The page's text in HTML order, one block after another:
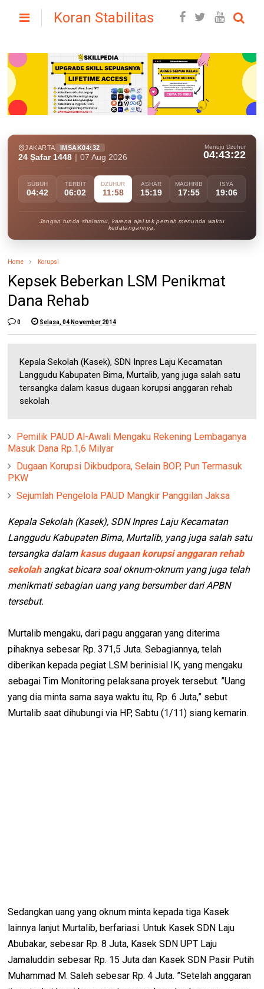
Koran Stabilitas
JAKARTA IMSAK04:32
24 Ṣafar 1448 07 Aug 2026
Menuju Dzuhur
04:43:20
SUBUH
04:42
TERBIT
06:02
DZUHUR
11:58
ASHAR
15:19
MAGHRIB
17:55
ISYA
19:06
Jangan tunda shalatmu, karena ajal tak pernah menunda waktu
kedatangannya.
Home Korupsi
Kepsek Beberkan LSM Penikmat
Dana Rehab
0 Selasa, 04 November 2014
Kepala Sekolah (Kasek), SDN Inpres Laju Kecamatan
Langgudu Kabupaten Bima, Murtalib, yang juga salah satu
tersangka dalam kasus dugaan korupsi anggaran rehab
sekolah
Pemilik PAUD Al-Awali Mengaku Rekening Lembaganya
Masuk Dana Rp.1,6 Milyar
Dugaan Korupsi Dikbudpora, Selain BOP, Pun Termasuk
PKW
Sejumlah Pengelola PAUD Mangkir Panggilan Jaksa
Kepala Sekolah (Kasek), SDN Inpres Laju Kecamatan
Langgudu Kabupaten Bima, Murtalib, yang juga salah satu
tersangka dalam kasus dugaan korupsi anggaran rehab
sekolahangkat bicara soal oknum-oknum yang juga telah
menikmati sebagian uang yang bersumber dari APBN
tersebut.
Murtalib mengaku, dari pagu anggaran yang diterima
pihaknya sebesar Rp. 371,5 Juta. Sebagiannya, telah
diberikan kepada pegiat LSM berinisial IK, yang mengaku
sebagai Tim Monitoring pelaksana proyek tersebut. ”Uang
yang dia minta sama saya waktu itu, Rp. 6 Juta,” sebut
Murtalib saat dihubungi via HP, Sabtu (1/11) siang kemarin.
Sedangkan uang yang oknum minta kepada tiga Kasek
lainnya lanjut Murtalib, berfariasi. Untuk Kasek SDN Laju
Abubakar, sebesar Rp. 8 Juta, Kasek SDN UPT Laju
Jamaluddin sebesar Rp. 15 Juta dan Kasek SDN Pasir Putih
Muhammad M. Saleh sebesar Rp. 4 Juta. ”Setelah anggaran